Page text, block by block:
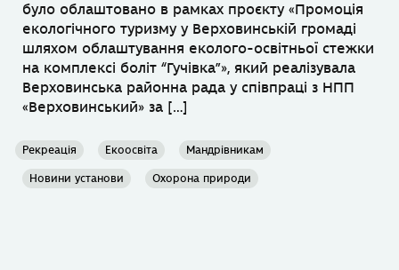
було облаштовано в рамках проєкту «Промоція
екологічного туризму у Верховинській громаді
шляхом облаштування еколого-освітньої стежки
на комплексі боліт “Гучівка”», який реалізувала
Верховинська районна рада у співпраці з НПП
«Верховинський» за […]
Рекреація Екоосвіта Мандрівникам
Новини установи Охорона природи